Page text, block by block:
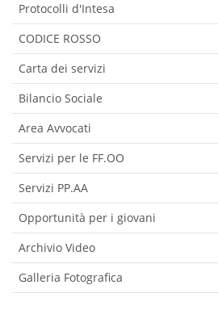
Protocolli d'Intesa
CODICE ROSSO
Carta dei servizi
Bilancio Sociale
Area Avvocati
Servizi per le FF.OO
Servizi PP.AA
Opportunità per i giovani
Archivio Video
Galleria Fotografica